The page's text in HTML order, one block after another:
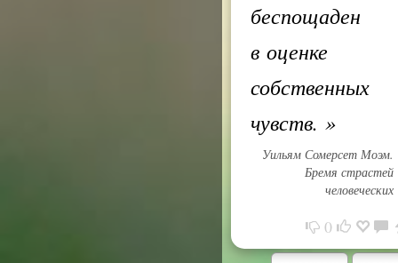
беспощаден
в оценке
собственных
чувств. »
Уильям Сомерсет Моэм.
Бремя страстей
человеческих
0